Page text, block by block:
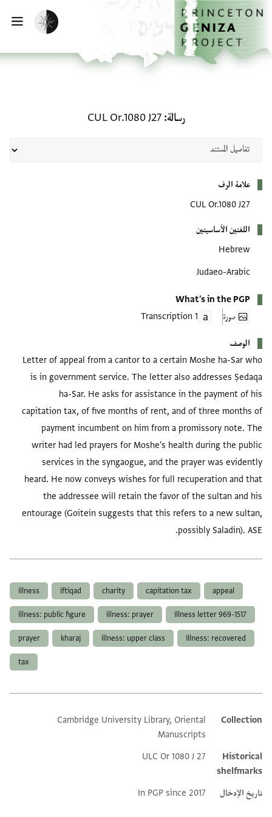
إلى المحتوى الرئيسي
الرئيسية
تفعيل الوضع المظلم
رسالة CUL Or.1080 J27
علامة الرف
CUL Or.1080 J27
اللغتين الأساسيتين
Hebrew
Judaeo-Arabic
What's in the PGP
صورة
1 Transcription
الوصف
Letter of appeal from a cantor to a certain Moshe ha-Sar who
is in government service. The letter also addresses Ṣedaqa
ha-Sar. He asks for assistance in the payment of his
capitation tax, of five months of rent, and of three months of
payment incumbent on him from a promissory note. The
writer had led prayers for Moshe's health during the public
services in the syngaogue, and the prayer was evidently
heard. He now conveys wishes for full recuperation and that
the addressee will retain the favor of the sultan and his
entourage (Goitein suggests that this refers to a new sultan,
possibly Saladin). ASE.
appeal
capitation tax
charity
iftiqad
illness
illness letter 969-1517
illness: prayer
illness: public figure
illness: recovered
illness: upper class
kharaj
prayer
tax
Additional metadata
Collection
Cambridge University Library, Oriental
Manuscripts
Historical
shelfmarks
ULC Or 1080 J 27
تاريخ الإدخال In PGP since 2017